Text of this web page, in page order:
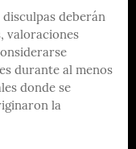
deberán
valoraciones
durante al menos
donde se
la